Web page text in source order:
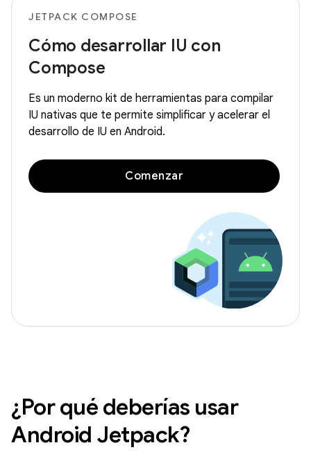
JETPACK COMPOSE
Cómo desarrollar IU con
Compose
Es un moderno kit de herramientas para compilar
IU nativas que te permite simplificar y acelerar el
desarrollo de IU en Android.
Comenzar
¿Por qué deberías usar
Android Jetpack?